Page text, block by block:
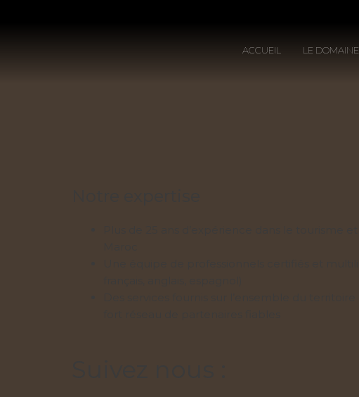
ACCUEIL LE DOMAINE